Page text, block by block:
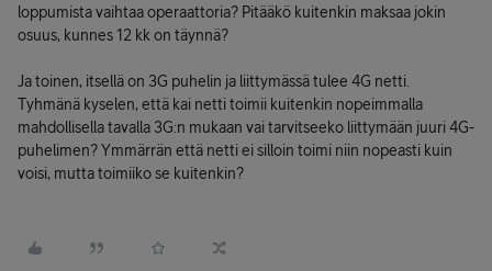
loppumista vaihtaa operaattoria? Pitääkö kuitenkin maksaa jokin
osuus, kunnes 12 kk on täynnä?
Ja toinen, itsellä on 3G puhelin ja liittymässä tulee 4G netti.
Tyhmänä kyselen, että kai netti toimii kuitenkin nopeimmalla
mahdollisella tavalla 3G:n mukaan vai tarvitseeko liittymään juuri 4G-
puhelimen? Ymmärrän että netti ei silloin toimi niin nopeasti kuin
voisi, mutta toimiiko se kuitenkin?